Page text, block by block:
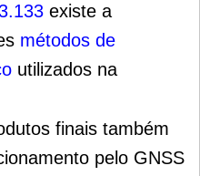
existe a
métodos de
utilizados na
finais também
pelo GNSS